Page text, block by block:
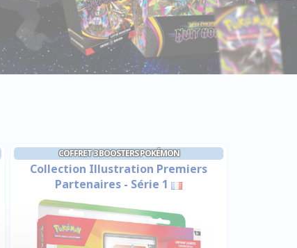
COFFRET 3 BOOSTERS POKÉMON
Collection Illustration Premiers
Partenaires - Série 1